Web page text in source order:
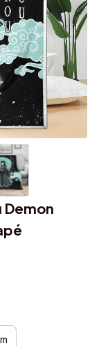
Demon